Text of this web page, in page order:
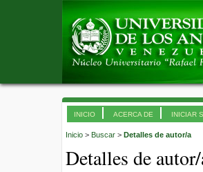
INICIO ACERCA DE INICIAR
Inicio > Buscar > Detalles de autor/a
Detalles de